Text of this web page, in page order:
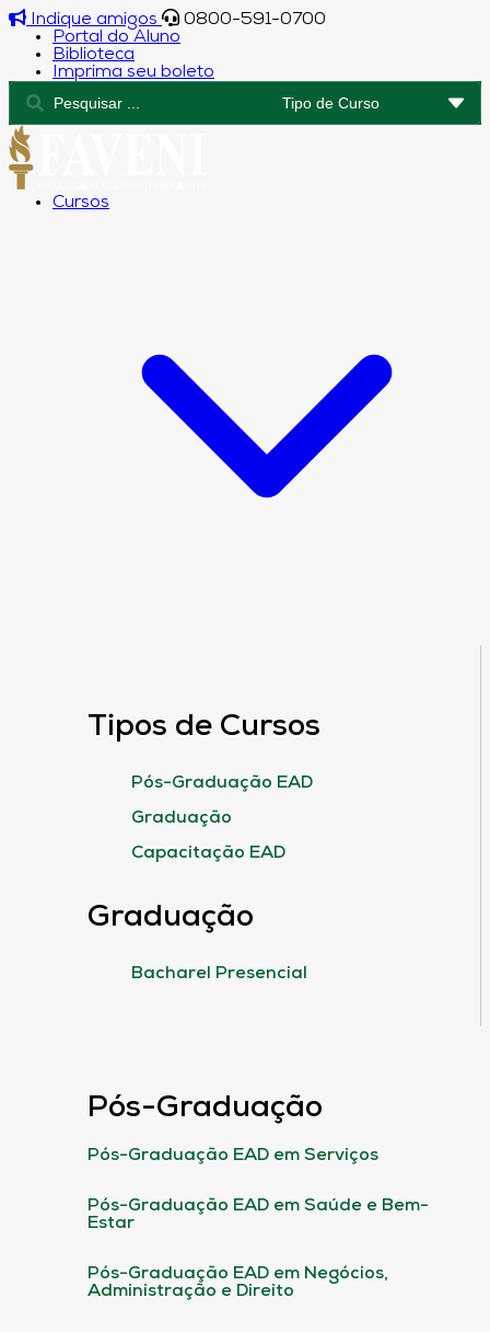
Indique amigos
0800-591-0700
Portal do Aluno
Biblioteca
Imprima seu boleto
Cursos
Tipos de Cursos
Pós-Graduação EAD
Graduação
Capacitação EAD
Graduação
Bacharel Presencial
Pós-Graduação
Pós-Graduação EAD em Serviços
Pós-Graduação EAD em Saúde e Bem-
Estar
Pós-Graduação EAD em Negócios,
Administração e Direito